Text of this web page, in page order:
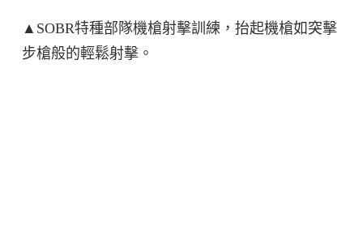
▲SOBR特種部隊機槍射擊訓練，抬起機槍如突擊
步槍般的輕鬆射擊。